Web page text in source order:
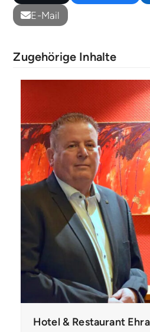
E-Mail
Zugehörige Inhalte
Hotel & Restaurant